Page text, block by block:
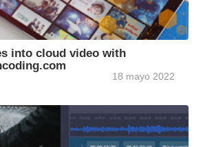
into cloud video with
18 mayo 2022